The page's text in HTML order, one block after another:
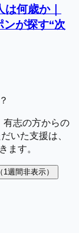
何歳か｜
ンが探す“次
志の方からの
いた支援は、
ます。
週間非表示）